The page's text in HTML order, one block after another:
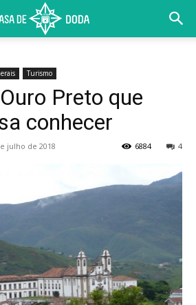
Turismo
Preto que
conhecer
julho de 2018 4
6884